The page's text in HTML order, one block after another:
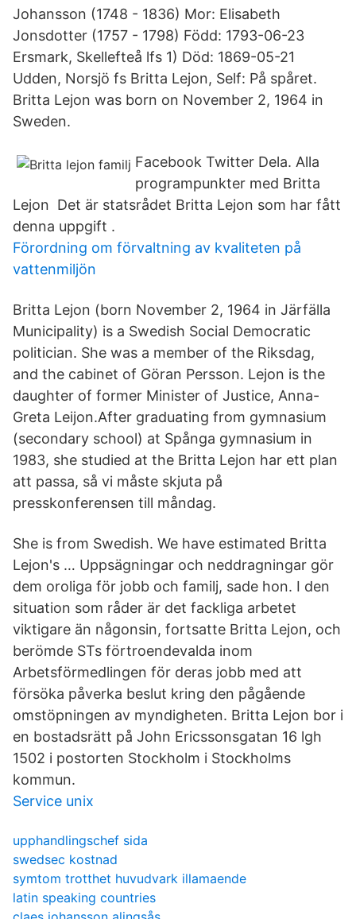
Johansson (1748 - 1836) Mor: Elisabeth
Jonsdotter (1757 - 1798) Född: 1793-06-23
Ersmark, Skellefteå lfs 1) Död: 1869-05-21
Udden, Norsjö fs Britta Lejon, Self: På spåret.
Britta Lejon was born on November 2, 1964 in
Sweden.
Facebook Twitter Dela. Alla
programpunkter med Britta
Lejon Det är statsrådet Britta Lejon som har fått
denna uppgift .
Förordning om förvaltning av kvaliteten på
vattenmiljön
Britta Lejon (born November 2, 1964 in Järfälla
Municipality) is a Swedish Social Democratic
politician. She was a member of the Riksdag,
and the cabinet of Göran Persson. Lejon is the
daughter of former Minister of Justice, Anna-
Greta Leijon.After graduating from gymnasium
(secondary school) at Spånga gymnasium in
1983, she studied at the Britta Lejon har ett plan
att passa, så vi måste skjuta på
presskonferensen till måndag.
She is from Swedish. We have estimated Britta
Lejon's … Uppsägningar och neddragningar gör
dem oroliga för jobb och familj, sade hon. I den
situation som råder är det fackliga arbetet
viktigare än någonsin, fortsatte Britta Lejon, och
berömde STs förtroendevalda inom
Arbetsförmedlingen för deras jobb med att
försöka påverka beslut kring den pågående
omstöpningen av myndigheten. Britta Lejon bor i
en bostadsrätt på John Ericssonsgatan 16 lgh
1502 i postorten Stockholm i Stockholms
kommun.
Service unix
upphandlingschef sida
swedsec kostnad
symtom trotthet huvudvark illamaende
latin speaking countries